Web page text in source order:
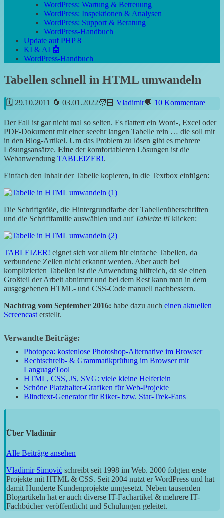
WordPress: Wartung & Betreuung
WordPress: Inspektionen & Analysen
WordPress: Support & Beratung
WordPress-Handbuch
Update auf PHP 8
KI & AI 🤖
WordPress-Handbuch
Tabellen schnell in HTML umwandeln
29.10.2011 03.01.2022 Vladimir 10 Kommentare
Der Fall ist gar nicht mal so selten. Es flattert ein Word-, Excel oder
PDF-Dokument mit einer seeehr langen Tabelle rein … die soll mit
in den Blog-Artikel. Um das Problem zu lösen gibt es mehrere
Lösungsansätze. Eine der komfortableren Lösungen ist die
Webanwendung TABLEIZER!.
Einfach den Inhalt der Tabelle kopieren, in die Textbox einfügen:
Die Schriftgröße, die Hintergrundfarbe der Tabellenüberschriften
und die Schriftfamilie auswählen und auf Tableize it! klicken:
TABLEIZER! eignet sich vor allem für einfache Tabellen, da
verbundene Zellen nicht erkannt werden. Aber auch bei
komplizierten Tabellen ist die Anwendung hilfreich, da sie einen
Großteil der Arbeit abnimmt und bei dem Rest kann man in dem
ausgegebenen HTML- und CSS-Code manuell nachbessern.
Nachtrag vom September 2016: habe dazu auch einen aktuellen
Screencast erstellt.
Verwandte Beiträge:
Photopea: kostenlose Photoshop-Alternative im Browser
Rechtschreib- & Grammatikprüfung im Browser mit
LanguageTool
HTML, CSS, JS, SVG: viele kleine Helferlein
Schöne Platzhalter-Grafiken für Web-Projekte
Blindtext-Generator für Riker- bzw. Star-Trek-Fans
Über Vladimir
Alle Beiträge ansehen
Vladimir Simović schreibt seit 1998 im Web. 2000 folgten erste
Projekte mit HTML & CSS. Seit 2004 nutzt er WordPress und hat
damit Hunderte Kundenprojekte umgesetzt. Neben tausenden
Blogartikeln hat er auch diverse IT-Fachartikel & mehrere IT-
Fachbücher veröffentlicht und Schulungen geleitet.